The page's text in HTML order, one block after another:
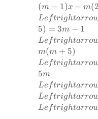
(m-1)x
- m(2x
-
(m+5))
= 3m-1
(m − 1)x − m(
Leftrightarrow
(m-1)x - 2mx
+ m(m+5) =
3m-1
Le ftrightarro
5) = 3m − 1
Leftrightarrow
(m-1 - 2m)x =
3m-1 -
m(m+5)
Le ftrightarro
m(m + 5)
Leftrightarrow
(-m-1)x = 3m-
1 - m^2 - 5m
Le ftrightarro
5m
Leftrightarrow
-(m+1)x = -
m^2 - 2m - 1
Le ftrightarro
Leftrightarrow
-(m+1)x = -
Le ftrightarro
Leftrightarrow
Le ftrightarro